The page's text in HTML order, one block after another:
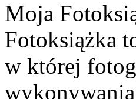
Moja
Fotoksiążka
w której